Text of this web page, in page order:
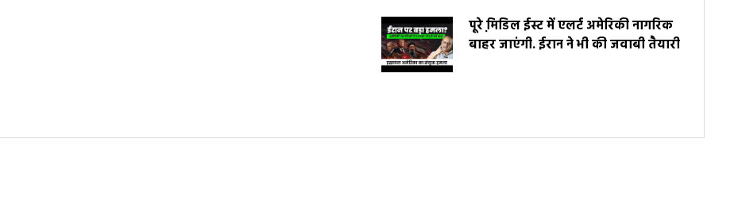
पूरे मि़डिल ईस्ट में एलर्ट अमेरिकी नागरिक
बाहर जाएंगी. ईरान ने भी की जवाबी तैयारी